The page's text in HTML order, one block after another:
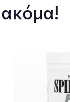
ακόμα!